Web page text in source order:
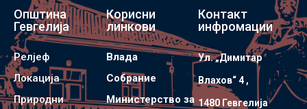
Општина
Гевгелија
Релјеф
Локација
Природни
Корисни
линкови
Влада
Собрание
Министерство за
Контакт
инфромации
Ул. „Димитар
Влахов“ 4 ,
1480 Гевгелијa